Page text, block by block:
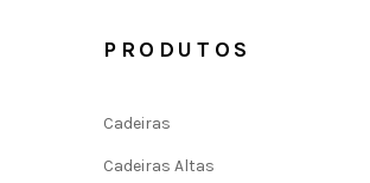
PRODUTOS
Cadeiras
Cadeiras Altas